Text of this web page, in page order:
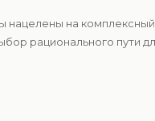
на
рационального пути